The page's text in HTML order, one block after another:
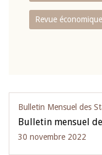
Revue
Bulletin Mensuel des
Bulletin mensuel
30 novembre 2022